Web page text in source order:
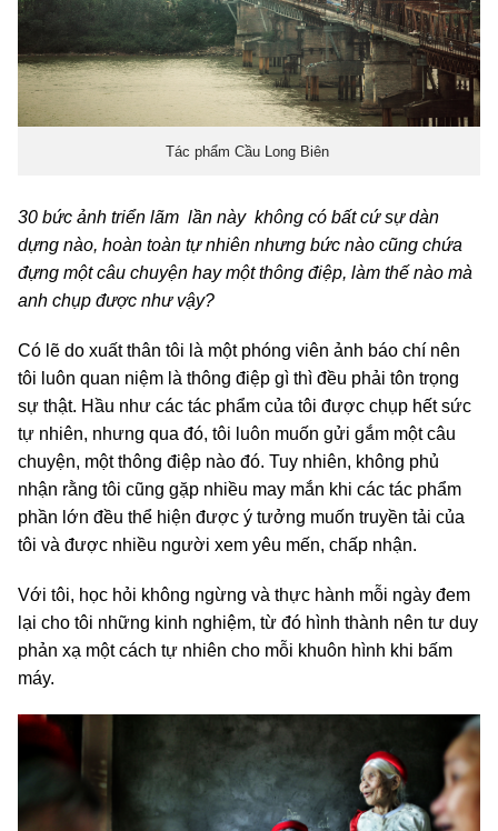
Tác phẩm Cầu Long Biên
30 bức ảnh triển lãm lần này không có bất cứ sự dàn
dựng nào, hoàn toàn tự nhiên nhưng bức nào cũng chứa
đựng một câu chuyện hay một thông điệp, làm thế nào mà
anh chụp được như vậy?
Có lẽ do xuất thân tôi là một phóng viên ảnh báo chí nên
tôi luôn quan niệm là thông điệp gì thì đều phải tôn trọng
sự thật. Hầu như các tác phẩm của tôi được chụp hết sức
tự nhiên, nhưng qua đó, tôi luôn muốn gửi gắm một câu
chuyện, một thông điệp nào đó. Tuy nhiên, không phủ
nhận rằng tôi cũng gặp nhiều may mắn khi các tác phẩm
phần lớn đều thể hiện được ý tưởng muốn truyền tải của
tôi và được nhiều người xem yêu mến, chấp nhận.
Với tôi, học hỏi không ngừng và thực hành mỗi ngày đem
lại cho tôi những kinh nghiệm, từ đó hình thành nên tư duy
phản xạ một cách tự nhiên cho mỗi khuôn hình khi bấm
máy.